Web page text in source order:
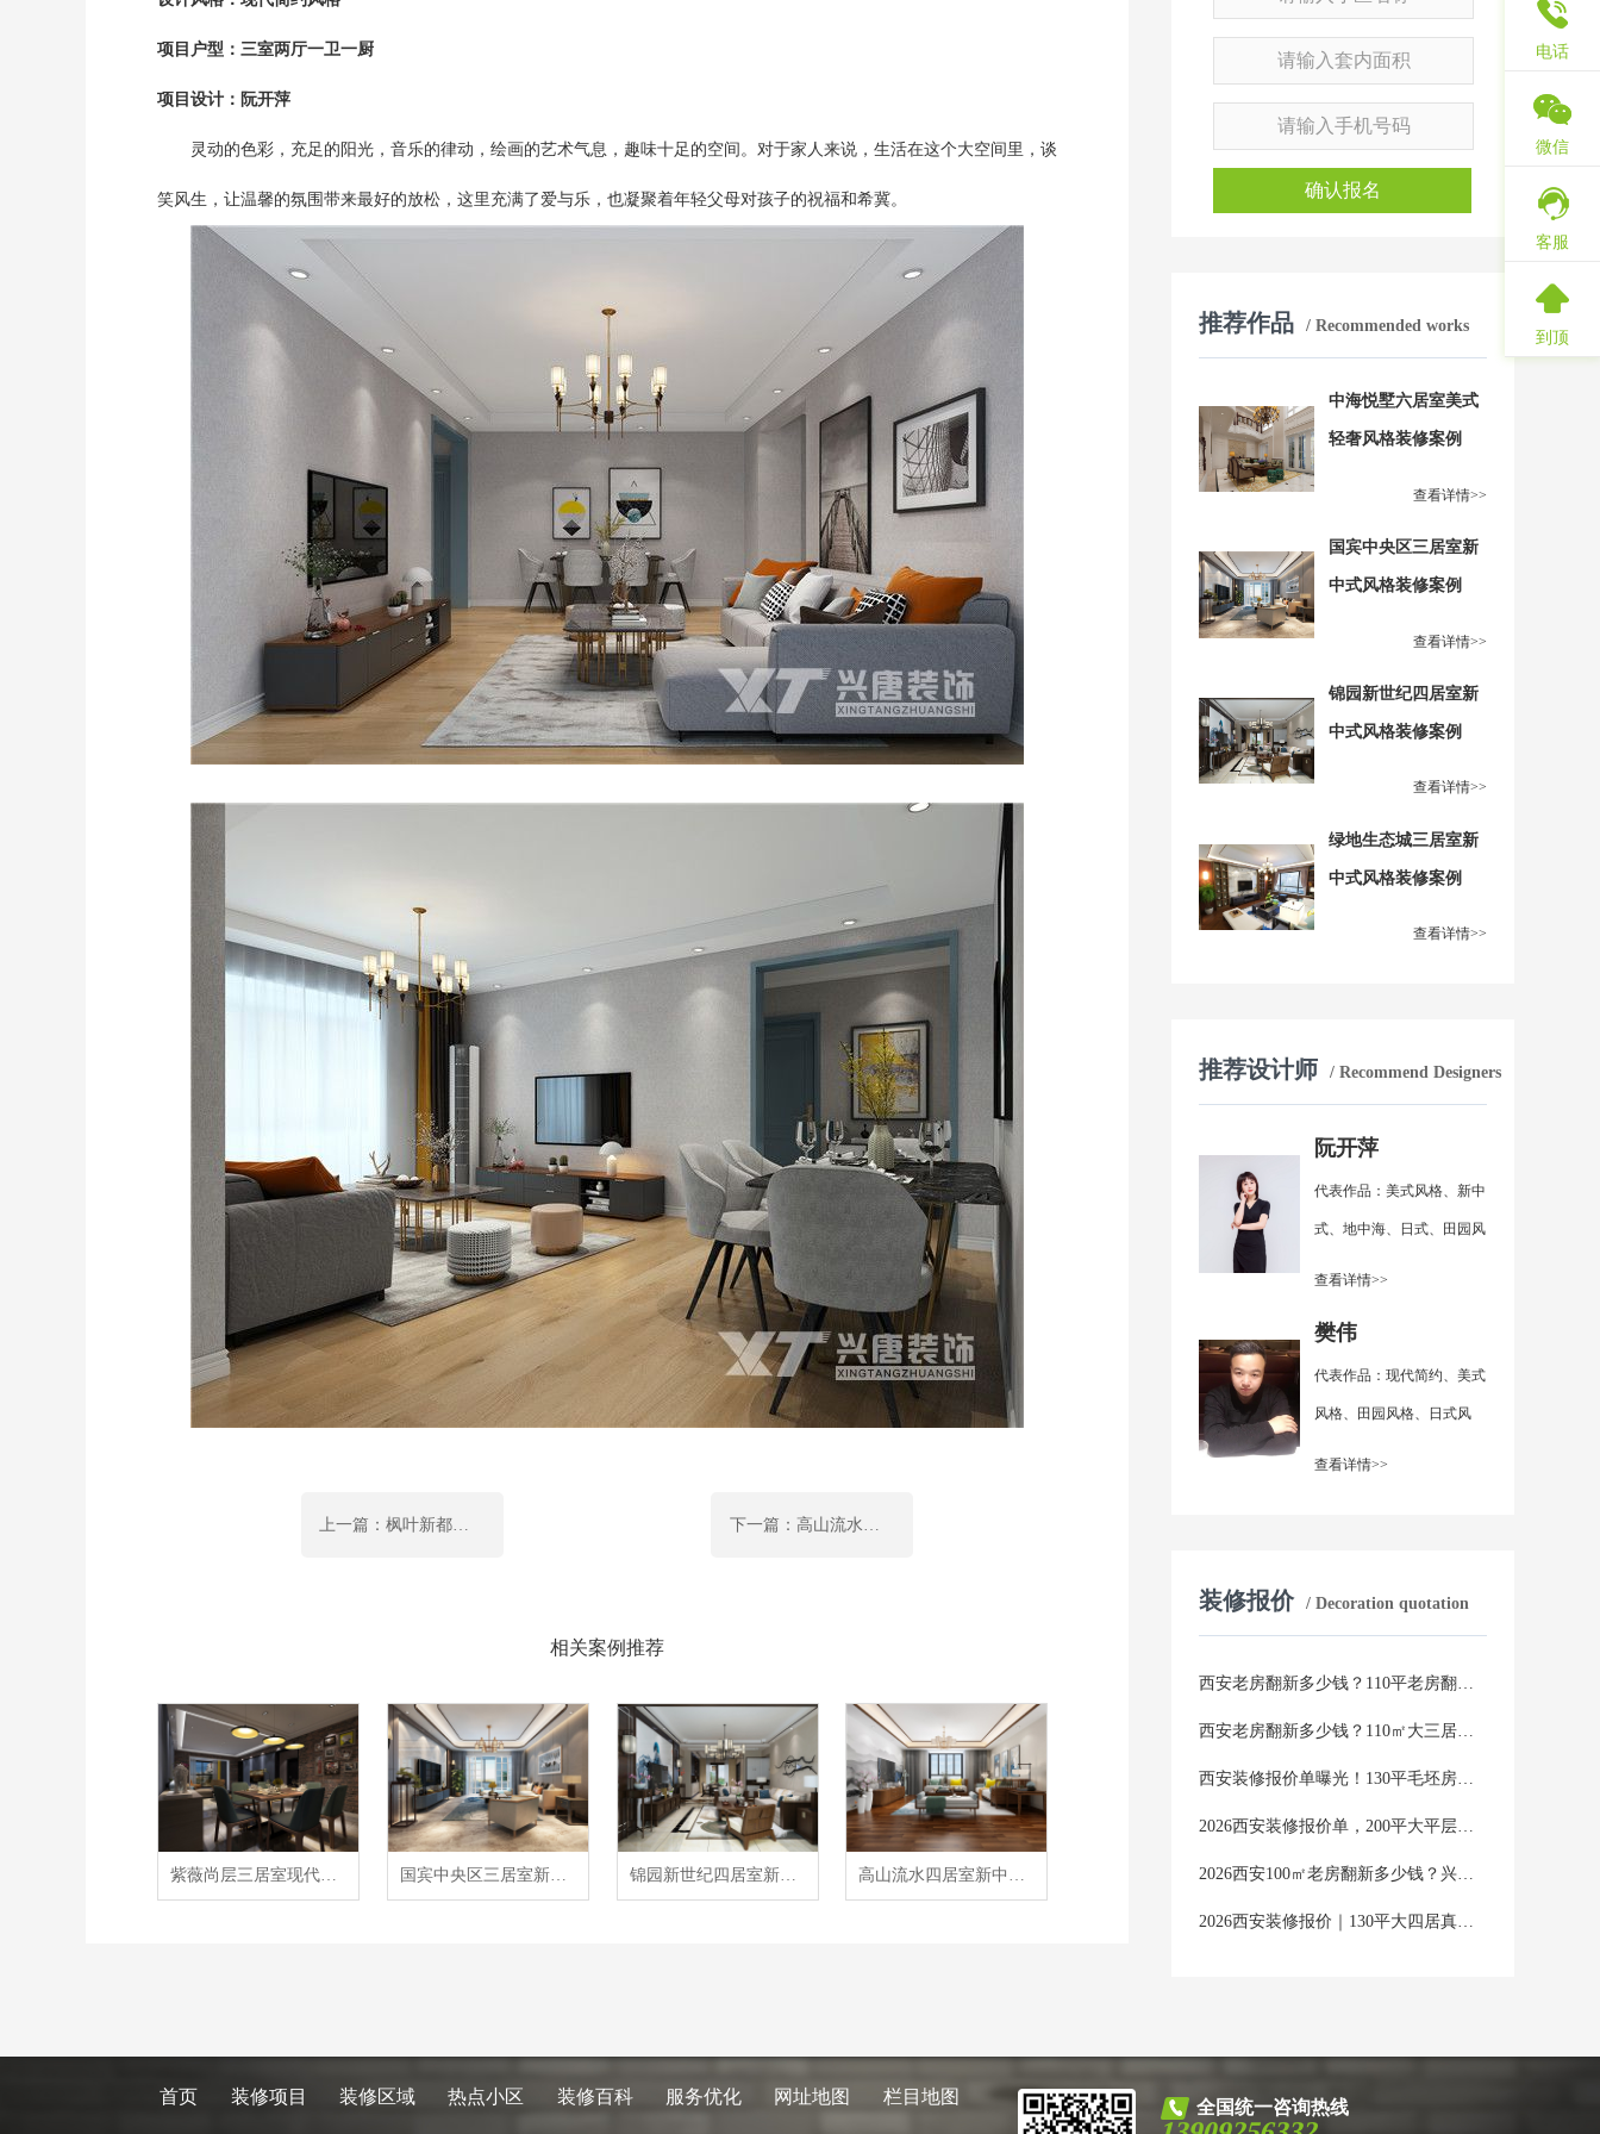
项目户型：三室两厅一卫一厨
项目设计：阮开萍
灵动的色彩，充足的阳光，音乐的律动，绘画的艺术气息，趣味十足的空间。对于家人来说，生活在这个大空间里，谈
笑风生，让温馨的氛围带来最好的放松，这里充满了爱与乐，也凝聚着年轻父母对孩子的祝福和希冀。
上一篇：枫叶新都市四居室北欧风格装修案例 下一篇：高山流水四居室新中式风格装修案例
相关案例推荐
紫薇尚层三居室现代港式混搭风格装修案例 国宾中央区三居室新中式风格装修案例 锦园新世纪四居室新中式风格装修案例 高山流水四居室新中式风格装修案例
确认报名
推荐作品 / Recommended works
中海悦墅六居室美式
轻奢风格装修案例
查看详情>>
国宾中央区三居室新
中式风格装修案例
查看详情>>
锦园新世纪四居室新
中式风格装修案例
查看详情>>
绿地生态城三居室新
中式风格装修案例
查看详情>>
推荐设计师 / Recommend Designers
阮开萍
代表作品：美式风格、新中
式、地中海、日式、田园风
查看详情>>
樊伟
代表作品：现代简约、美式
风格、田园风格、日式风
查看详情>>
装修报价 / Decoration quotation
首页 装修项目 装修区域 热点小区 装修百科 服务优化 网址地图 栏目地图
全国统一咨询热线
电话
微信
客服
到顶